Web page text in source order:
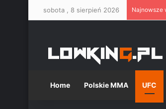
sobota , 8 sierpień 2026 Najnowsze
Home Polskie MMA UFC